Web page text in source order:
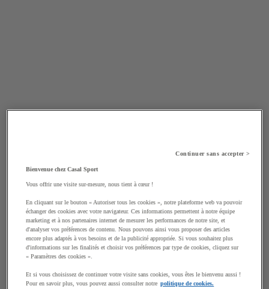
Continuer sans accepter >
Bienvenue chez Casal Sport
Vous offrir une visite sur-mesure, nous tient à cœur !
En cliquant sur le bouton « Autoriser tous les cookies », notre plateforme web va pouvoir
échanger des cookies avec votre navigateur. Ces informations permettent à notre équipe
marketing et à nos partenaires internet de mesurer les performances de notre site, et
d'analyser vos préférences de contenu. Nous pouvons ainsi vous proposer des articles
encore plus adaptés à vos besoins et de la publicité appropriée. Si vous souhaitez plus
d'informations sur les finalités et choisir vos préférences par type de cookies, cliquez sur
« Paramètres des cookies ».
Et si vous choisissez de continuer votre visite sans cookies, vous êtes le bienvenu aussi !
Pour en savoir plus, vous pouvez aussi consulter notre politique de cookies.